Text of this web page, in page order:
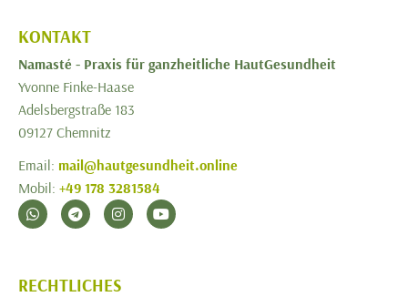
KONTAKT
Namasté - Praxis für ganzheitliche HautGesundheit
Yvonne Finke-Haase
Adelsbergstraße 183
09127 Chemnitz
Email: mail@hautgesundheit.online
Mobil: +49 178 3281584
RECHTLICHES